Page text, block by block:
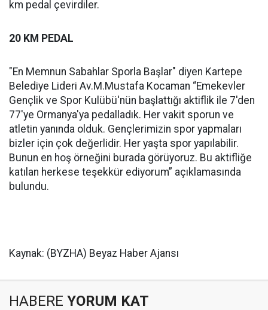
km pedal çevirdiler.
20 KM PEDAL
"En Memnun Sabahlar Sporla Başlar" diyen Kartepe
Belediye Lideri Av.M.Mustafa Kocaman “Emekevler
Gençlik ve Spor Kulübü'nün başlattığı aktiflik ile 7'den
77'ye Ormanya'ya pedalladık. Her vakit sporun ve
atletin yanında olduk. Gençlerimizin spor yapmaları
bizler için çok değerlidir. Her yaşta spor yapılabilir.
Bunun en hoş örneğini burada görüyoruz. Bu aktifliğe
katılan herkese teşekkür ediyorum” açıklamasında
bulundu.
Kaynak: (BYZHA) Beyaz Haber Ajansı
HABERE YORUM KAT